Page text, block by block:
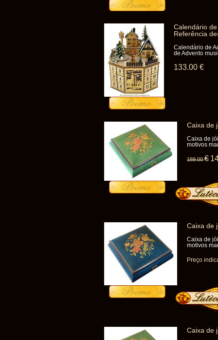
Calendário
Referência
Calendário de
de Advento
133.00 €
Caixa de
Caixa de
motivos
189.00 €
Caixa de
Caixa de
motivos
Preço
Caixa de